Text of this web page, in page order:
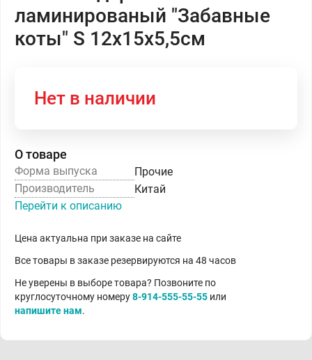
ламинированый "Забавные
коты" S 12х15х5,5см
Нет в наличии
О товаре
Форма выпуска
Прочие
Производитель
Китай
Перейти к описанию
Цена актуальна при заказе на сайте
Все товары в заказе резервируются на 48 часов
Не уверены в выборе товара? Позвоните по
круглосуточному номеру8-914-555-55-55 или
напишите нам.